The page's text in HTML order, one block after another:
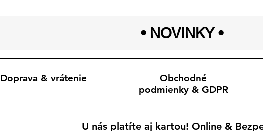
• NOVINKY •
Doprava & vrátenie
Obchodné
podmienky & GDPR
U nás platíte aj kartou! Online &